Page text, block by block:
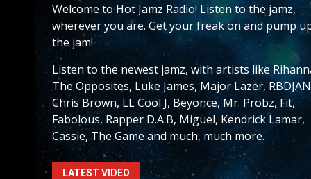
Welcome to Hot Jamz Radio! Listen to the jamz,
wherever you are. Get your freak on and pump
the jam!
Listen to the newest jamz, with artists like
The Opposites, Luke James, Major Lazer,
Chris Brown, LL Cool J, Beyonce, Mr. Probz, Fit,
Fabolous, Rapper D.A.B, Miguel, Kendrick Lamar,
Cassie, The Game and much, much more.
LATEST VIDEO